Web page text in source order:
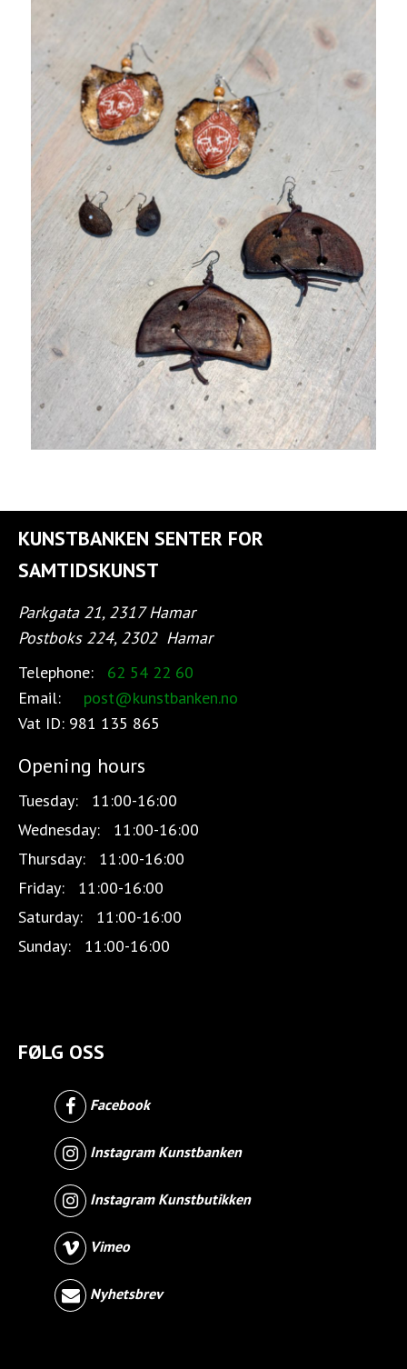
KUNSTBANKEN SENTER FOR
SAMTIDSKUNST
Parkgata 21, 2317 Hamar
Postboks 224, 2302 Hamar
Telephone:
62 54 22 60
Email:
post@kunstbanken.no
Vat ID: 981 135 865
Opening hours
Tuesday:
11:00-16:00
Wednesday:
11:00-16:00
Thursday:
11:00-16:00
Friday:
11:00-16:00
Saturday:
11:00-16:00
Sunday:
11:00-16:00
FØLG OSS
Facebook
Instagram Kunstbanken
Instagram Kunstbutikken
Vimeo
Nyhetsbrev